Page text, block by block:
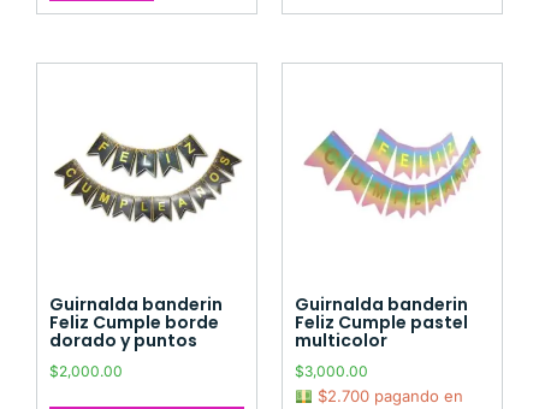
Guirnalda banderin
Feliz Cumple borde
dorado y puntos
$2,000.00
Guirnalda banderin
Feliz Cumple pastel
multicolor
$3,000.00
$2.700 pagando en